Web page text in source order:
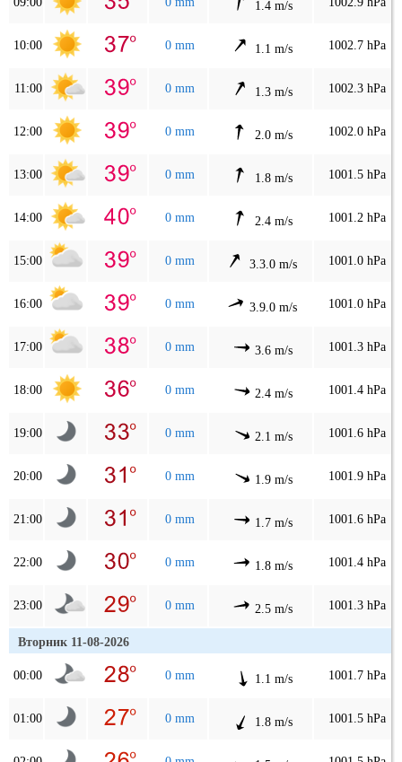
1.4 m/s
10:00 0 mm 1.1 m/s 1002.7 hPa
11:00 0 mm 1.3 m/s 1002.3 hPa
12:00 0 mm 2.0 m/s 1002.0 hPa
13:00 0 mm 1.8 m/s 1001.5 hPa
14:00 0 mm 2.4 m/s 1001.2 hPa
15:00 0 mm 3.3.0 m/s 1001.0 hPa
16:00 0 mm 3.9.0 m/s 1001.0 hPa
17:00 0 mm 3.6 m/s 1001.3 hPa
18:00 0 mm 2.4 m/s 1001.4 hPa
19:00 0 mm 2.1 m/s 1001.6 hPa
20:00 0 mm 1.9 m/s 1001.9 hPa
21:00 0 mm 1.7 m/s 1001.6 hPa
22:00 0 mm 1.8 m/s 1001.4 hPa
23:00 0 mm 2.5 m/s 1001.3 hPa
Вторник 11-08-2026
00:00 0 mm 1.1 m/s 1001.7 hPa
01:00 0 mm 1.8 m/s 1001.5 hPa